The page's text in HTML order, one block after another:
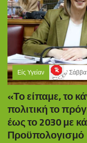
Είς Υγείαν
«Το είπαμε, το
πολιτική το
έως το 2030 με
Προϋπολογισμό